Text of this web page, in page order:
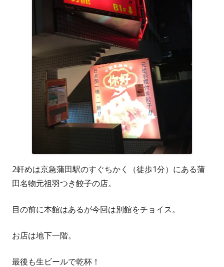
2軒めは京急蒲田駅のすぐちかく（徒歩1分）にある蒲
田名物元祖羽つき餃子の店。
目の前に本館はあるが今回は別館をチョイス。
お店は地下一階。
最後も生ビールで乾杯！